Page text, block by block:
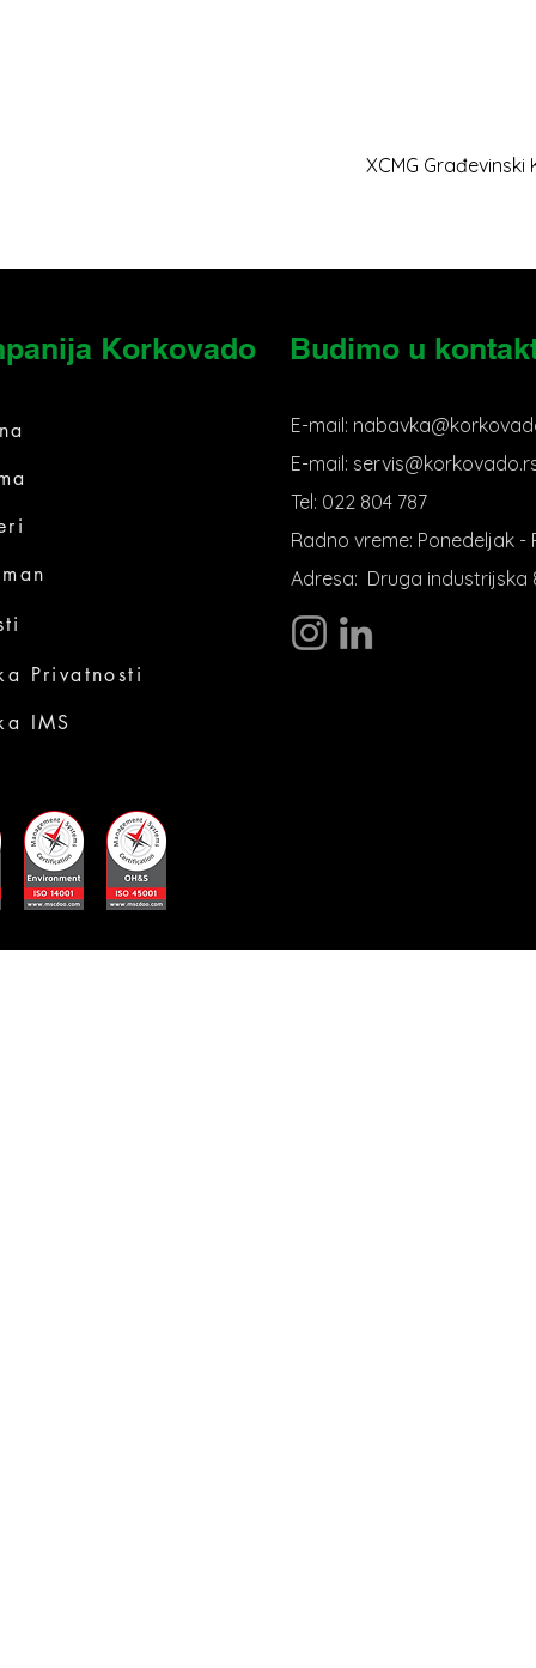
XCMG Građevinski
Korkovado Budimo u
Privatnosti
E-mail:
E-mail:
Tel: 022 804 787
Radno vreme: Ponedeljak -
Adresa: Druga industrijska
IMS